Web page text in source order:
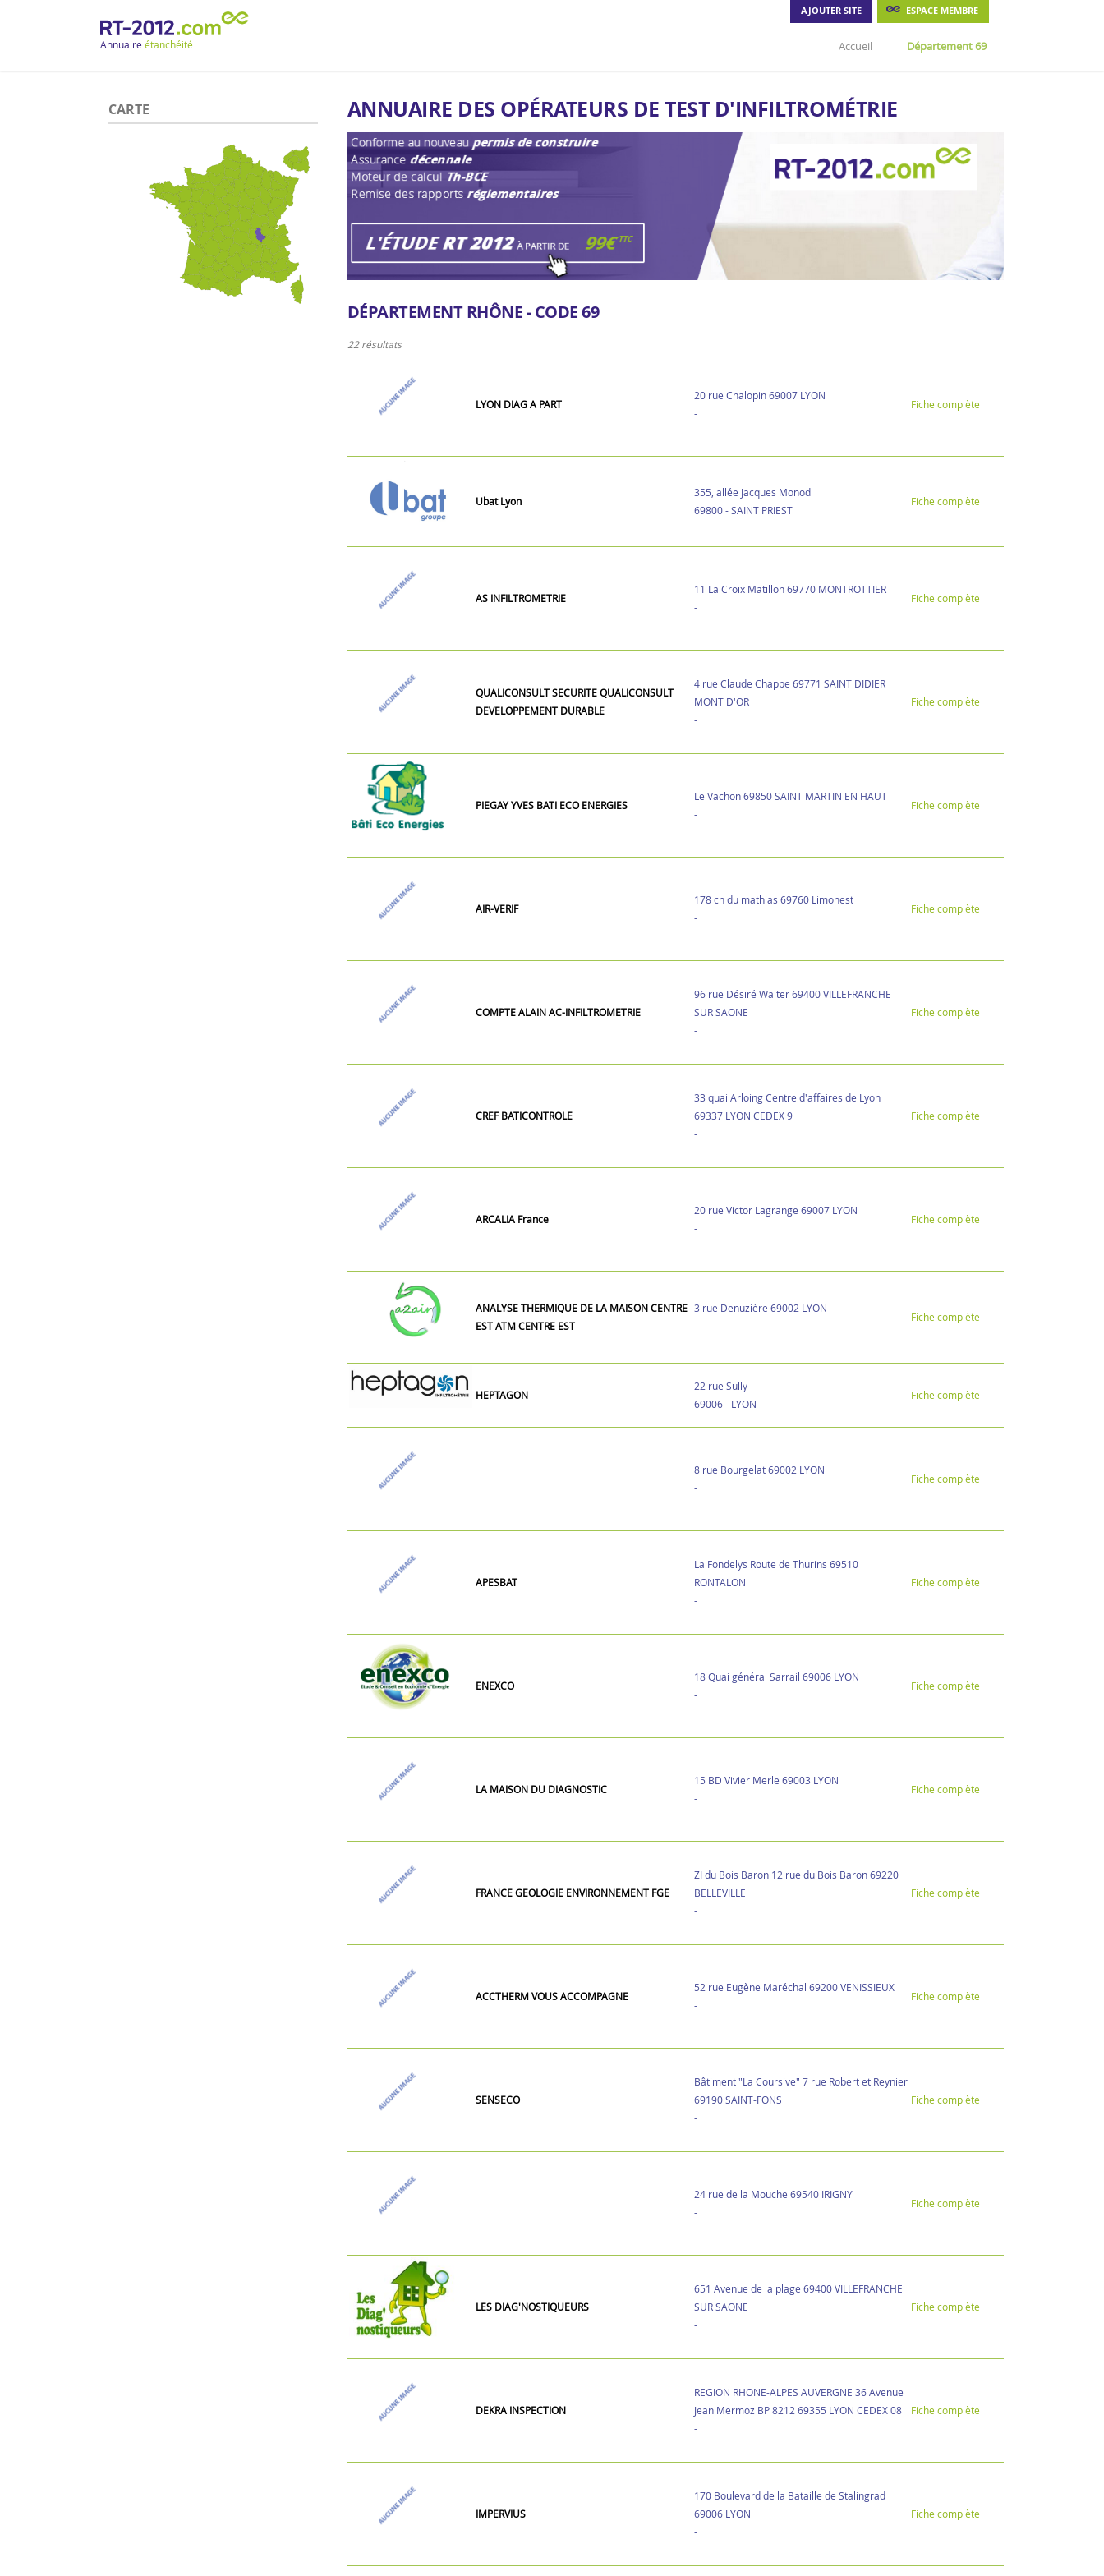
AJOUTER SITE ESPACE MEMBRE
Annuaire étanchéité Accueil Département 69
ANNUAIRE DES OPÉRATEURS DE TEST D'INFILTROMÉTRIE
DÉPARTEMENT RHÔNE - CODE 69
22 résultats
LYON DIAG A PART
20 rue Chalopin 69007 LYON
-
Fiche complète
Ubat Lyon
355, allée Jacques Monod
69800 - SAINT PRIEST
Fiche complète
AS INFILTROMETRIE
11 La Croix Matillon 69770 MONTROTTIER
-
Fiche complète
QUALICONSULT SECURITE QUALICONSULT
DEVELOPPEMENT DURABLE
4 rue Claude Chappe 69771 SAINT DIDIER
MONT D'OR
-
Fiche complète
PIEGAY YVES BATI ECO ENERGIES
Le Vachon 69850 SAINT MARTIN EN HAUT
-
Fiche complète
AIR-VERIF
178 ch du mathias 69760 Limonest
-
Fiche complète
COMPTE ALAIN AC-INFILTROMETRIE
96 rue Désiré Walter 69400 VILLEFRANCHE
SUR SAONE
-
Fiche complète
CREF BATICONTROLE
33 quai Arloing Centre d'affaires de Lyon
69337 LYON CEDEX 9
-
Fiche complète
ARCALIA France
20 rue Victor Lagrange 69007 LYON
-
Fiche complète
ANALYSE THERMIQUE DE LA MAISON CENTRE
EST ATM CENTRE EST
3 rue Denuzière 69002 LYON
-
Fiche complète
HEPTAGON
22 rue Sully
69006 - LYON
Fiche complète
8 rue Bourgelat 69002 LYON
-
Fiche complète
APESBAT
La Fondelys Route de Thurins 69510
RONTALON
-
Fiche complète
ENEXCO
18 Quai général Sarrail 69006 LYON
-
Fiche complète
LA MAISON DU DIAGNOSTIC
15 BD Vivier Merle 69003 LYON
-
Fiche complète
FRANCE GEOLOGIE ENVIRONNEMENT FGE
ZI du Bois Baron 12 rue du Bois Baron 69220
BELLEVILLE
-
Fiche complète
ACCTHERM VOUS ACCOMPAGNE
52 rue Eugène Maréchal 69200 VENISSIEUX
-
Fiche complète
SENSECO
Bâtiment "La Coursive" 7 rue Robert et Reynier
69190 SAINT-FONS
-
Fiche complète
24 rue de la Mouche 69540 IRIGNY
-
Fiche complète
LES DIAG'NOSTIQUEURS
651 Avenue de la plage 69400 VILLEFRANCHE
SUR SAONE
-
Fiche complète
DEKRA INSPECTION
REGION RHONE-ALPES AUVERGNE 36 Avenue
Jean Mermoz BP 8212 69355 LYON CEDEX 08
-
Fiche complète
IMPERVIUS
170 Boulevard de la Bataille de Stalingrad
69006 LYON
-
Fiche complète
CARTE